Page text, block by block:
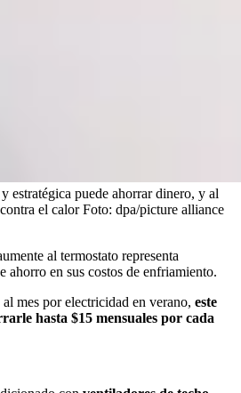
estratégica puede ahorrar dinero, y al
el calorFoto: dpa/picture alliance
al termostato representa
ahorro en sus costos de enfriamiento.
mes por electricidad en verano, este
hasta $15 mensuales por cada